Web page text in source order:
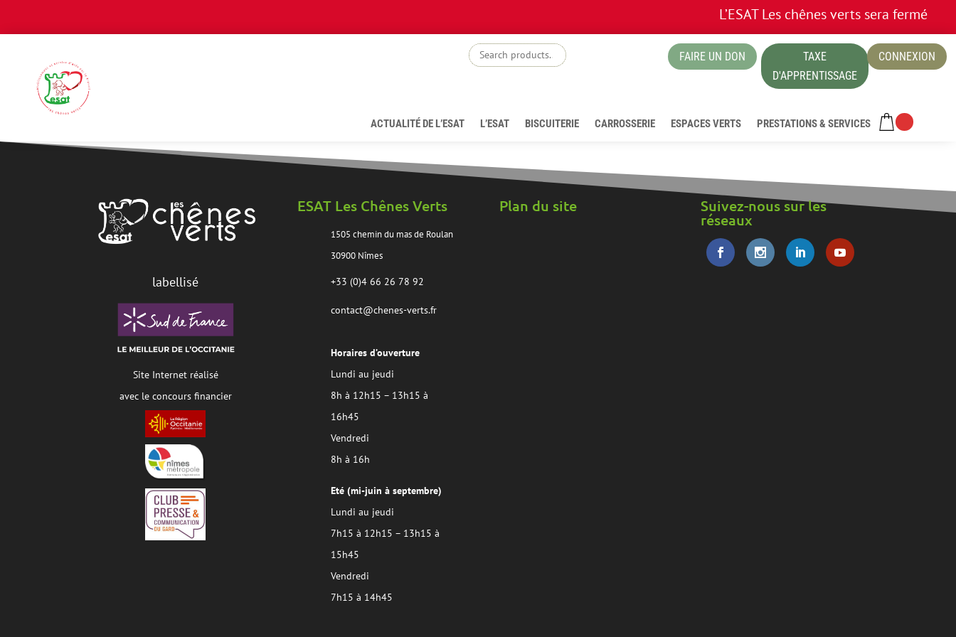
L’ESAT Les chênes verts sera fermé
FAIRE UN DON
TAXE
D'APPRENTISSAGE
CONNEXION
ACTUALITÉ DE L’ESAT L’ESAT BISCUITERIE CARROSSERIE ESPACES VERTS PRESTATIONS & SERVICES
labellisé
Site Internet réalisé
avec le concours financier
ESAT Les Chênes Verts
1505 chemin du mas de Roulan
30900 Nîmes
+33 (0)4 66 26 78 92
contact@chenes-verts.fr
Horaires d’ouverture
Lundi au jeudi
8h à 12h15 – 13h15 à
16h45
Vendredi
8h à 16h
Eté (mi-juin à septembre)
Lundi au jeudi
7h15 à 12h15 – 13h15 à
15h45
Vendredi
7h15 à 14h45
Plan du site Suivez-nous sur les
réseaux